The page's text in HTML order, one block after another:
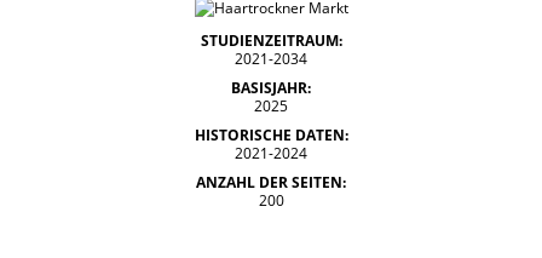
STUDIENZEITRAUM:
2021-2034
BASISJAHR:
2025
HISTORISCHE DATEN:
2021-2024
ANZAHL DER SEITEN:
200